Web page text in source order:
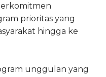
prioritas yang
hingga ke
unggulan yang